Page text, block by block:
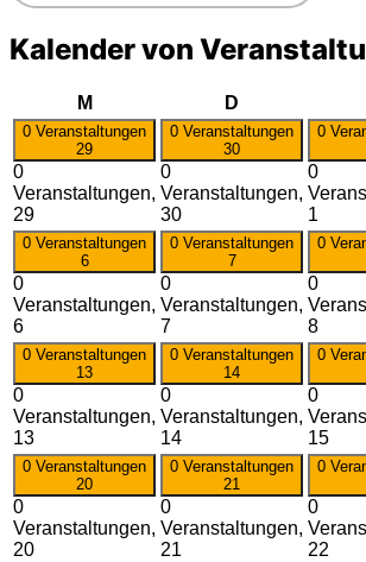
Kalender von
MMontag D
0 Veranstaltungen
29
0
Veranstaltungen,
29
0 Veranstaltungen
30
0
Veranstaltungen,
30
0
0
1
0 Veranstaltungen
6
0
Veranstaltungen,
6
0 Veranstaltungen
7
0
Veranstaltungen,
7
0
0
8
0 Veranstaltungen
13
0
Veranstaltungen,
13
0 Veranstaltungen
14
0
Veranstaltungen,
14
0
0
15
0 Veranstaltungen
20
0
Veranstaltungen,
20
0 Veranstaltungen
21
0
Veranstaltungen,
21
0
0
22